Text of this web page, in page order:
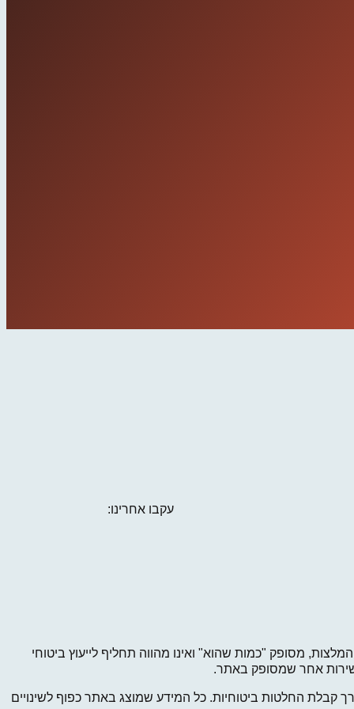
עקבו אחרינו:
מסופק "כמות שהוא" ואינו מהווה תחליף לייעוץ ביטוחי
שירות אחר שמסופק באתר.
החלטות ביטוחיות. כל המידע שמוצג באתר כפוף לשינויים